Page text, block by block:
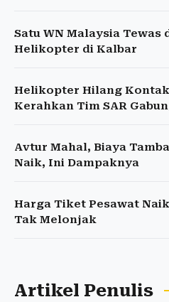
Satu WN Malaysia Tewas
Helikopter di Kalbar
Helikopter Hilang
Kerahkan Tim SAR
Avtur Mahal, Biaya
Naik, Ini Dampaknya
Harga Tiket Pesawat
Tak Melonjak
Artikel Penulis